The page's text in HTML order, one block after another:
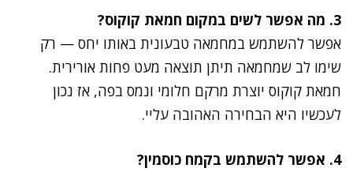
3. מה אפשר לשים במקום חמאת קוקוס?
אפשר להשתמש במחמאה טבעונית באותו יחס — רק
שימו לב שמחמאה תיתן תוצאה מעט פחות אורירית.
חמאת קוקוס יוצרת מרקם חלומי ונמס בפה, אז נכון
לעכשיו היא הבחירה האהובה עליי.
4. אפשר להשתמש בקמח כוסמין?